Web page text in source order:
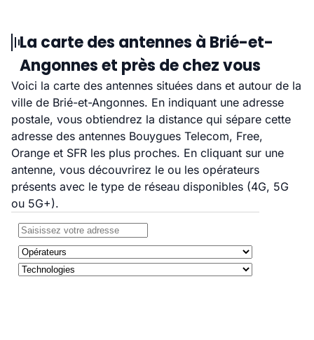
La carte des antennes à Brié-et-
Angonnes et près de chez vous
Voici la carte des antennes situées dans et autour de la
ville de Brié-et-Angonnes. En indiquant une adresse
postale, vous obtiendrez la distance qui sépare cette
adresse des antennes Bouygues Telecom, Free,
Orange et SFR les plus proches. En cliquant sur une
antenne, vous découvrirez le ou les opérateurs
présents avec le type de réseau disponibles (4G, 5G
ou 5G+).